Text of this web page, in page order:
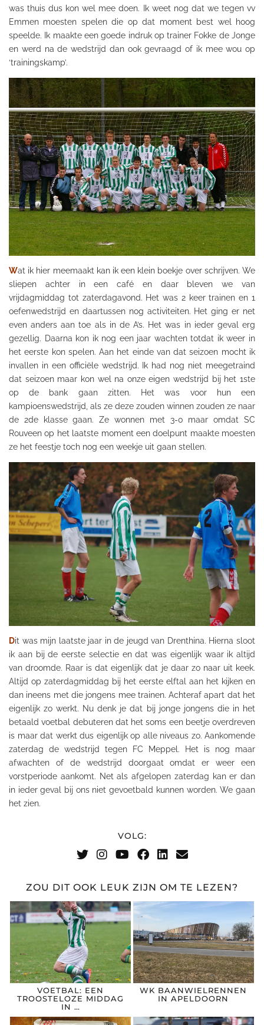
was thuis dus kon wel mee doen. Ik weet nog dat we tegen vv
Emmen moesten spelen die op dat moment best wel hoog
speelde. Ik maakte een goede indruk op trainer Fokke de Jonge
en werd na de wedstrijd dan ook gevraagd of ik mee wou op
‘trainingskamp’.
Wat ik hier meemaakt kan ik een klein boekje over schrijven. We
sliepen achter in een café en daar bleven we van
vrijdagmiddag tot zaterdagavond. Het was 2 keer trainen en 1
oefenwedstrijd en daartussen nog activiteiten. Het ging er net
even anders aan toe als in de A’s. Het was in ieder geval erg
gezellig. Daarna kon ik nog een jaar wachten totdat ik weer in
het eerste kon spelen. Aan het einde van dat seizoen mocht ik
invallen in een officiële wedstrijd. Ik had nog niet meegetraind
dat seizoen maar kon wel na onze eigen wedstrijd bij het 1ste
op de bank gaan zitten. Het was voor hun een
kampioenswedstrijd, als ze deze zouden winnen zouden ze naar
de 2de klasse gaan. Ze wonnen met 3-0 maar omdat SC
Rouveen op het laatste moment een doelpunt maakte moesten
ze het feestje toch nog een weekje uit gaan stellen.
Dit was mijn laatste jaar in de jeugd van Drenthina. Hierna sloot
ik aan bij de eerste selectie en dat was eigenlijk waar ik altijd
van droomde. Raar is dat eigenlijk dat je daar zo naar uit keek.
Altijd op zaterdagmiddag bij het eerste elftal aan het kijken en
dan ineens met die jongens mee trainen. Achteraf apart dat het
eigenlijk zo werkt. Nu denk je dat bij jonge jongens die in het
betaald voetbal debuteren dat het soms een beetje overdreven
is maar dat werkt dus eigenlijk op alle niveaus zo. Aankomende
zaterdag de wedstrijd tegen FC Meppel. Het is nog maar
afwachten of de wedstrijd doorgaat omdat er weer een
vorstperiode aankomt. Net als afgelopen zaterdag kan er dan
in ieder geval bij ons niet gevoetbald kunnen worden. We gaan
het zien.
VOLG:
ZOU DIT OOK LEUK ZIJN OM TE LEZEN?
VOETBAL: EEN
TROOSTELOZE MIDDAG
IN …
WK BAANWIELRENNEN
IN APELDOORN